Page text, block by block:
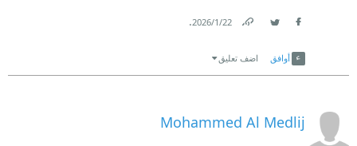
22‏/1‏/2026
.
أوافق اضف تعليق
Mohammed Al Medlij